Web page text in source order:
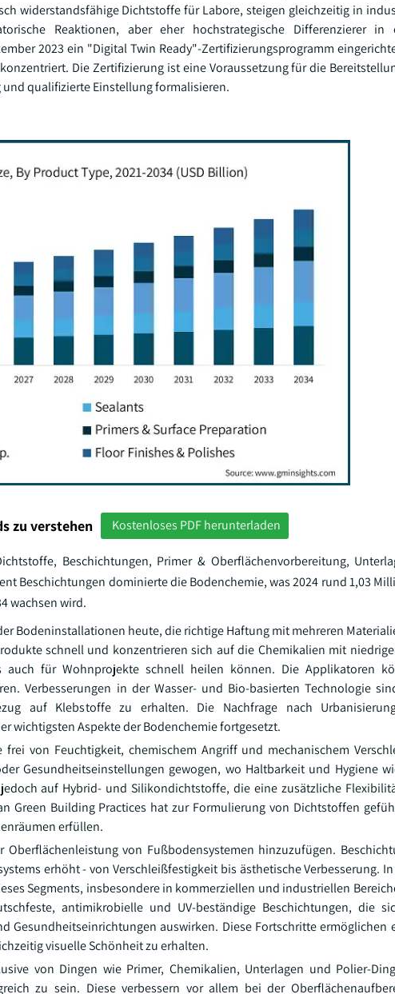
widerstandsfähige Dichtstoffe für Labore, steigen gleichzeitig in
Reaktionen, aber eher hochstrategische Differenzierer in
2023 ein "Digital Twin Ready"-Zertifizierungsprogramm
Die Zertifizierung ist eine Voraussetzung für die
qualifizierte Einstellung formalisieren.
zu verstehen Kostenloses PDF herunterladen
Beschichtungen, Primer & Oberflächenvorbereitung,
Beschichtungen dominierte die Bodenchemie, was 2024 rund 1,03
wachsen wird.
Bodeninstallationen heute, die richtige Haftung mit mehreren
schnell und konzentrieren sich auf die Chemikalien mit
für Wohnprojekte schnell heilen können. Die Applikatoren
Verbesserungen in der Wasser- und Bio-basierten Technologie
auf Klebstoffe zu erhalten. Die Nachfrage nach
wichtigsten Aspekte der Bodenchemie fortgesetzt.
von Feuchtigkeit, chemischem Angriff und mechanischem
Gesundheitseinstellungen gewogen, wo Haltbarkeit und Hygiene
auf Hybrid- und Silikondichtstoffe, die eine zusätzliche
Green Building Practices hat zur Formulierung von Dichtstoffen
erfüllen.
von Fußbodensystemen hinzuzufügen.
erhöht - von Verschleißfestigkeit bis ästhetische Verbesserung.
Segments, insbesondere in kommerziellen und industriellen
antimikrobielle und UV-beständige Beschichtungen, die
Gesundheitseinrichtungen auswirken. Diese Fortschritte ermöglichen
visuelle Schönheit zu erhalten.
von Dingen wie Primer, Chemikalien, Unterlagen und Polier-
zu sein. Diese verbessern vor allem bei der